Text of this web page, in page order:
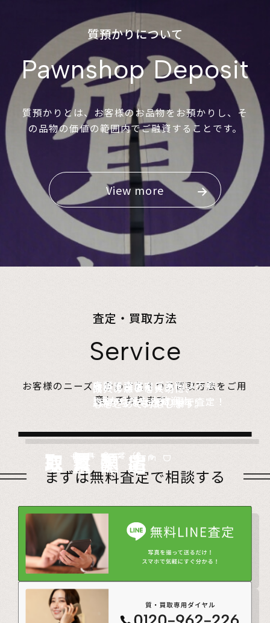
質預かりについて
Pawnshop Deposit
質預かりとは、お客様のお品物をお預かりし、そ
の品物の価値の範囲内でご融資することです。
View more
査定・買取方法
Service
お客様のニーズに合わせた４つの買取方法をご用
意しております。
Store
店頭買取
店頭で査定、ご予約は不要。
1点からでも大歓迎！
Visit
出張買取
無料でご自宅にお伺い、
査定のプロがその場で査定！
Del
i
very
宅配買取
詰めて送るだけ。
1点からでも送料無料！
Estate
遺品整理
故人の想いを大切に、
心をこめて対応します。
まずは無料査定で相談する